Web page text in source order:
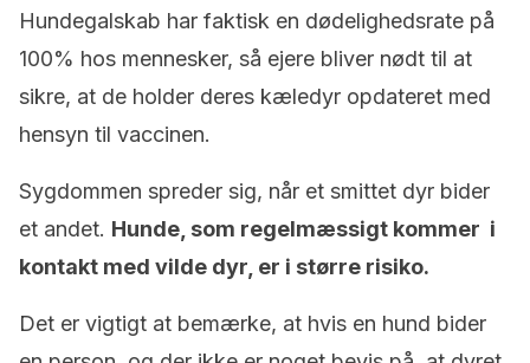
Hundegalskab har faktisk en dødelighedsrate på
100% hos mennesker, så ejere bliver nødt til at
sikre, at de holder deres kæledyr opdateret med
hensyn til vaccinen.
Sygdommen spreder sig, når et smittet dyr bider
et andet. Hunde, som regelmæssigt kommer i
kontakt med vilde dyr, er i større risiko.
Det er vigtigt at bemærke, at hvis en hund bider